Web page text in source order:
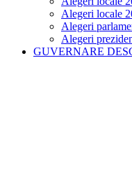
Alegeri locale
Alegeri
Alegeri
GUVERNARE